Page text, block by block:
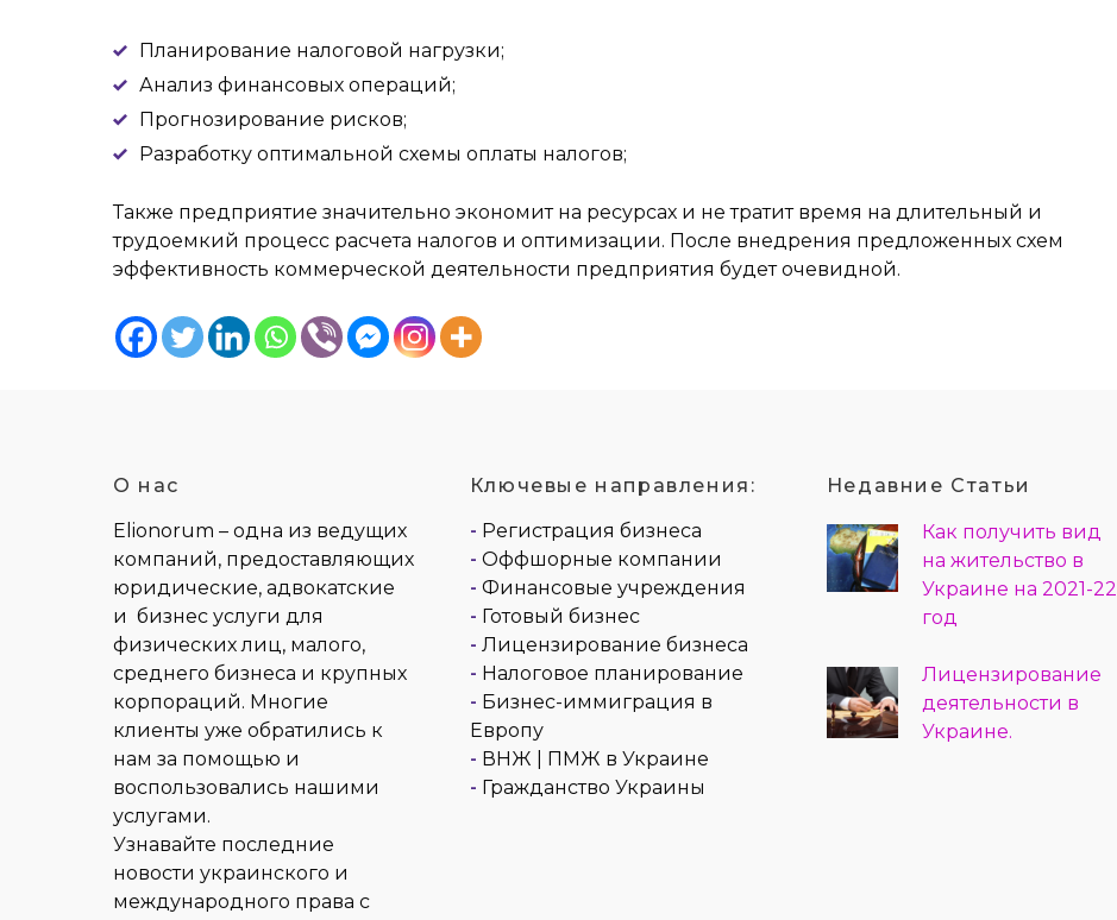
Планирование налоговой нагрузки;
Анализ финансовых операций;
Прогнозирование рисков;
Разработку оптимальной схемы оплаты налогов;
Также предприятие значительно экономит на ресурсах и не тратит время на длительный и
трудоемкий процесс расчета налогов и оптимизации. После внедрения предложенных схем
эффективность коммерческой деятельности предприятия будет очевидной.
О нас
Elionorum – одна из ведущих
компаний, предоставляющих
юридические, адвокатские
и бизнес услуги для
физических лиц, малого,
среднего бизнеса и крупных
корпораций. Многие
клиенты уже обратились к
нам за помощью и
воспользовались нашими
услугами.
Узнавайте последние
новости украинского и
международного права с
Ключевые направления:
- Регистрация бизнеса
- Оффшорные компании
- Финансовые учреждения
- Готовый бизнес
- Лицензирование бизнеса
- Налоговое планирование
- Бизнес-иммиграция в
Европу
- ВНЖ | ПМЖ в Украине
- Гражданство Украины
Недавние Статьи
Как получить вид
на жительство в
Украине на 2021-22
год
Лицензирование
деятельности в
Украине.